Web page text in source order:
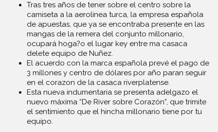
Tras tres años de tener sobre el centro sobre la
camiseta a la aerolínea turca, la empresa española
de apuestas, que ya se encontraba presente en las
mangas de la remera del conjunto millonario,
ocupará hoga?o el lugar key entre ma casaca
delete equipo de Nuñez.
El acuerdo con la marca española prevé el pago de
3 millones y centro de dólares por año paran seguir
en el corazon de la casaca riverplatense.
Esta nueva indumentaria se presenta adelgazo el
nuevo máxima “De River sobre Corazón”, que trimite
el sentimiento que el hincha millonario tiene por tu
equipo.